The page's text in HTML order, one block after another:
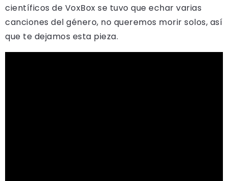
científicos de VoxBox se tuvo que echar varias
canciones del género, no queremos morir solos, así
que te dejamos esta pieza.